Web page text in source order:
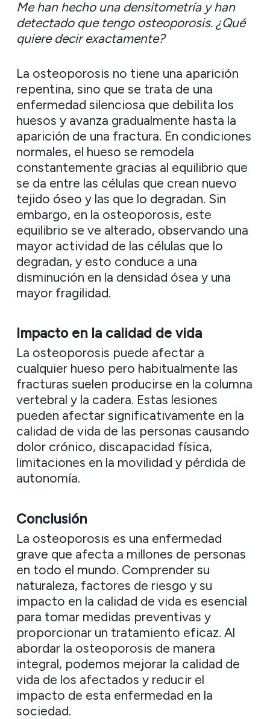
Me han hecho una densitometría y han
detectado que tengo osteoporosis. ¿Qué
quiere decir exactamente?
La osteoporosis no tiene una aparición
repentina, sino que se trata de una
enfermedad silenciosa que debilita los
huesos y avanza gradualmente hasta la
aparición de una fractura. En condiciones
normales, el hueso se remodela
constantemente gracias al equilibrio que
se da entre las células que crean nuevo
tejido óseo y las que lo degradan. Sin
embargo, en la osteoporosis, este
equilibrio se ve alterado, observando una
mayor actividad de las células que lo
degradan, y esto conduce a una
disminución en la densidad ósea y una
mayor fragilidad.
Impacto en la calidad de vida
La osteoporosis puede afectar a
cualquier hueso pero habitualmente las
fracturas suelen producirse en la columna
vertebral y la cadera. Estas lesiones
pueden afectar significativamente en la
calidad de vida de las personas causando
dolor crónico, discapacidad física,
limitaciones en la movilidad y pérdida de
autonomía.
Conclusión
La osteoporosis es una enfermedad
grave que afecta a millones de personas
en todo el mundo. Comprender su
naturaleza, factores de riesgo y su
impacto en la calidad de vida es esencial
para tomar medidas preventivas y
proporcionar un tratamiento eficaz. Al
abordar la osteoporosis de manera
integral, podemos mejorar la calidad de
vida de los afectados y reducir el
impacto de esta enfermedad en la
sociedad.